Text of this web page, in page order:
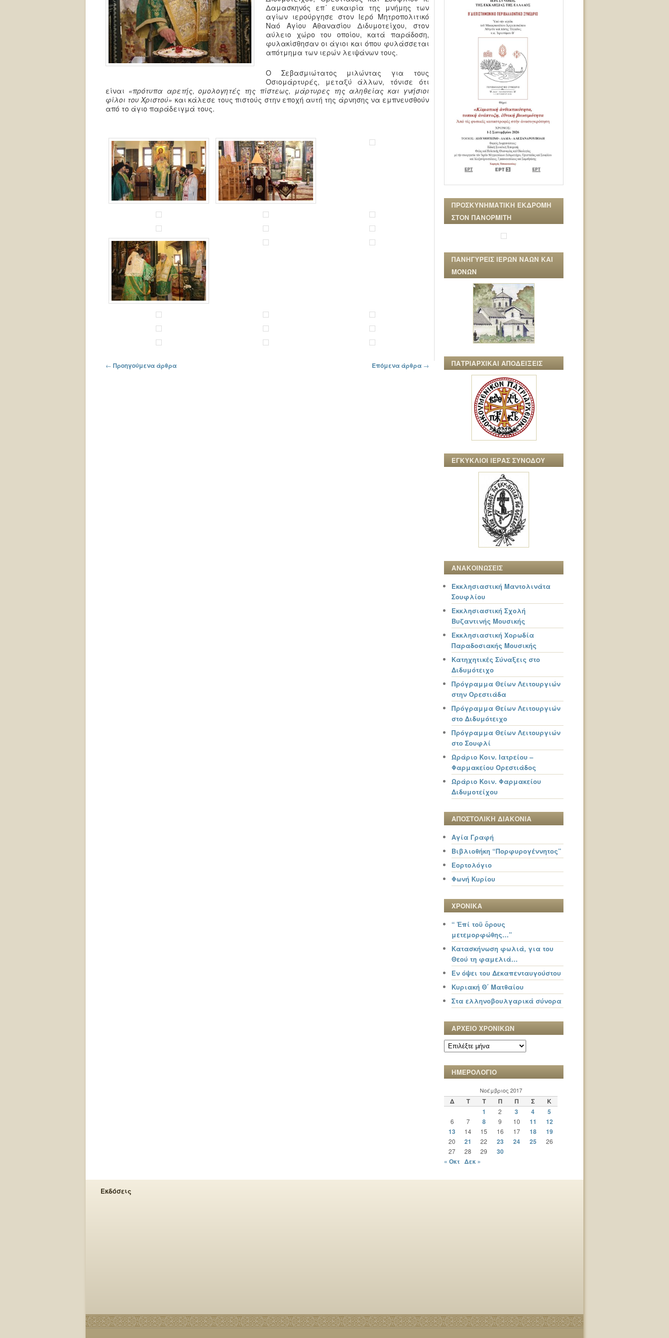
Δαμασκηνός επ´ ευκαιρία της μνήμης των
αγίων ιερούργησε στον Ιερό Μητροπολιτικό
Ναό Αγίου Αθανασίου Διδυμοτείχου, στον
αύλειο χώρο του οποίου, κατά παράδοση,
φυλακίσθησαν οι άγιοι και όπου φυλάσσεται
απότμημα των ιερών λειψάνων τους.
Ο Σεβασμιώτατος μιλώντας για τους
Οσιομάρτυρές, μεταξύ άλλων, τόνισε ότι
είναι «πρότυπα αρετής, ομολογητές της πίστεως, μάρτυρες της αληθείας και γνήσιοι
φίλοι του Χριστού» και κάλεσε τους πιστούς στην εποχή αυτή της άρνησης να εμπνευσθούν
από το άγιο παράδειγμά τους.
Πλοήγηση στα άρθρα
← Προηγούμενα άρθρα Επόμενα άρθρα →
ΠΡΟΣΚΥΝΗΜΑΤΙΚΗ ΕΚΔΡΟΜΗ
ΣΤΟΝ ΠΑΝΟΡΜΙΤΗ
ΠΑΝΗΓΥΡΕΙΣ ΙΕΡΩΝ ΝΑΩΝ ΚΑΙ
ΜΟΝΩΝ
ΠΑΤΡΙΑΡΧΙΚΑΙ ΑΠΟΔΕΙΞΕΙΣ
ΕΓΚΥΚΛΙΟΙ ΙΕΡΑΣ ΣΥΝΟΔΟΥ
ΑΝΑΚΟΙΝΩΣΕΙΣ
Εκκλησιαστική Μαντολινάτα
Σουφλίου
Εκκλησιαστική Σχολή
Βυζαντινής Μουσικής
Εκκλησιαστική Χορωδία
Παραδοσιακής Μουσικής
Κατηχητικές Σύναξεις στο
Διδυμότειχο
Πρόγραμμα Θείων Λειτουργιών
στην Ορεστιάδα
Πρόγραμμα Θείων Λειτουργιών
στο Διδυμότειχο
Πρόγραμμα Θείων Λειτουργιών
στο Σουφλί
Ωράριο Κοιν. Ιατρείου –
Φαρμακείου Ορεστιάδος
Ωράριο Κοιν. Φαρμακείου
Διδυμοτείχου
ΑΠΟΣΤΟΛΙΚΗ ΔΙΑΚΟΝΙΑ
Αγία Γραφή
Βιβλιοθήκη “Πορφυρογέννητος”
Εορτολόγιο
Φωνή Κυρίου
ΧΡΟΝΙΚΑ
“ Ἐπί τοῦ ὄρους
μετεμορφώθης…”
Κατασκήνωση φωλιά, για του
Θεού τη φαμελιά…
Εν όψει του Δεκαπενταυγούστου
Κυριακή Θ΄ Ματθαίου
Στα ελληνοβουλγαρικά σύνορα
ΑΡΧΕΙΟ ΧΡΟΝΙΚΩΝ
ΑΡΧΕΙΟ
ΧΡΟΝΙΚΩΝ
ΗΜΕΡΟΛΟΓΙΟ
Νοέμβριος 2017
Δ Τ Τ Π Π Σ
Κ
1
2 3 4 5
6 7 8 9 10 11
12
13
14 15 16 17 18 19
20 21 22 23 24 25
26
27
28 29
30
« Οκτ Δεκ »
Εκδόσεις